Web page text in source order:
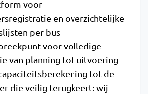
voor
en overzichtelijke
per bus
voor volledige
van planning tot uitvoering
tot de
die veilig terugkeert: wij